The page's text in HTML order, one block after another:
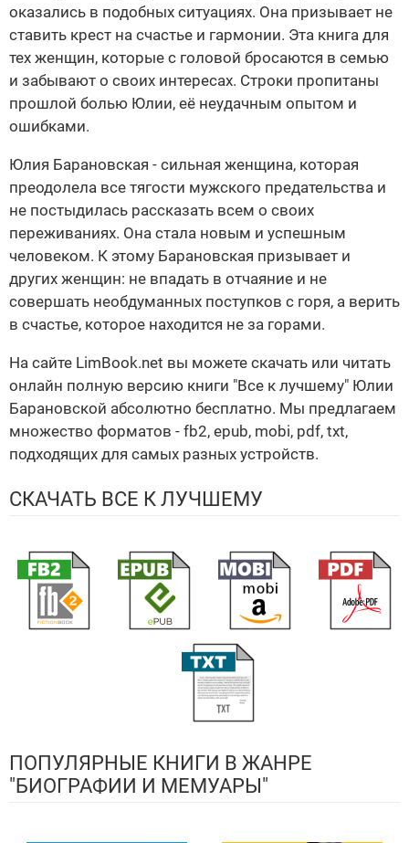
оказались в подобных ситуациях. Она призывает не
ставить крест на счастье и гармонии. Эта книга для
тех женщин, которые с головой бросаются в семью
и забывают о своих интересах. Строки пропитаны
прошлой болью Юлии, её неудачным опытом и
ошибками.
Юлия Барановская - сильная женщина, которая
преодолела все тягости мужского предательства и
не постыдилась рассказать всем о своих
переживаниях. Она стала новым и успешным
человеком. К этому Барановская призывает и
других женщин: не впадать в отчаяние и не
совершать необдуманных поступков с горя, а верить
в счастье, которое находится не за горами.
На сайте LimBook.net вы можете скачать или читать
онлайн полную версию книги "Все к лучшему" Юлии
Барановской абсолютно бесплатно. Мы предлагаем
множество форматов - fb2, epub, mobi, pdf, txt,
подходящих для самых разных устройств.
СКАЧАТЬ ВСЕ К ЛУЧШЕМУ
ПОПУЛЯРНЫЕ КНИГИ В ЖАНРЕ
"БИОГРАФИИ И МЕМУАРЫ"